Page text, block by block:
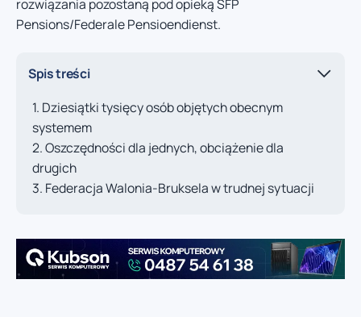
rozwiązania pozostaną pod opieką SFP
Pensions/Federale Pensioendienst.
Spis treści
Dziesiątki tysięcy osób objętych obecnym
systemem
Oszczędności dla jednych, obciążenie dla
drugich
Federacja Walonia-Bruksela w trudnej sytuacji